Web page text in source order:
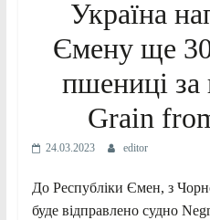
Україна
Ємену ще
пшениці
Grain
24.03.2023 editor
До Республіки Ємен, з
буде відправлено судно